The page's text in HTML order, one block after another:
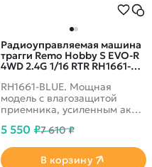
Радиоуправляемая машина
трагги Remo Hobby S EVO-R
4WD 2.4G 1/16 RTR RH1661-
RH1661-BLUE. Мощная
модель с влагозащитой
приемника, усиленным акб
стоппером против
5 550 ₽7 610 ₽
В корзину